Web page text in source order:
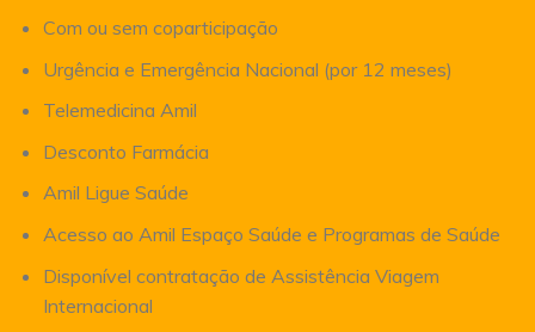
Com ou sem coparticipação
Urgência e Emergência Nacional (por 12 meses)
Telemedicina Amil
Desconto Farmácia
Amil Ligue Saúde
Acesso ao Amil Espaço Saúde e Programas de Saúde
Disponível contratação de Assistência Viagem
Internacional